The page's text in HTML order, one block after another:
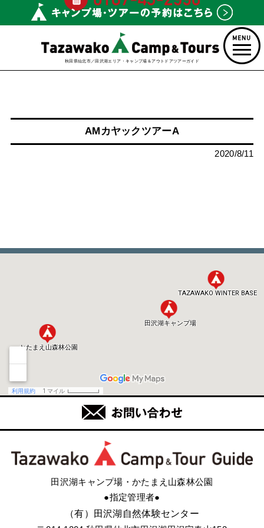
秋田県仙北市／田沢湖エリア・キャンプ場＆アウトドアツアーガイド
AMカヤックツアーA
2020/8/11
田沢湖キャンプ場・かたまえ山森林公園
●指定管理者●
（有）田沢湖自然体験センター